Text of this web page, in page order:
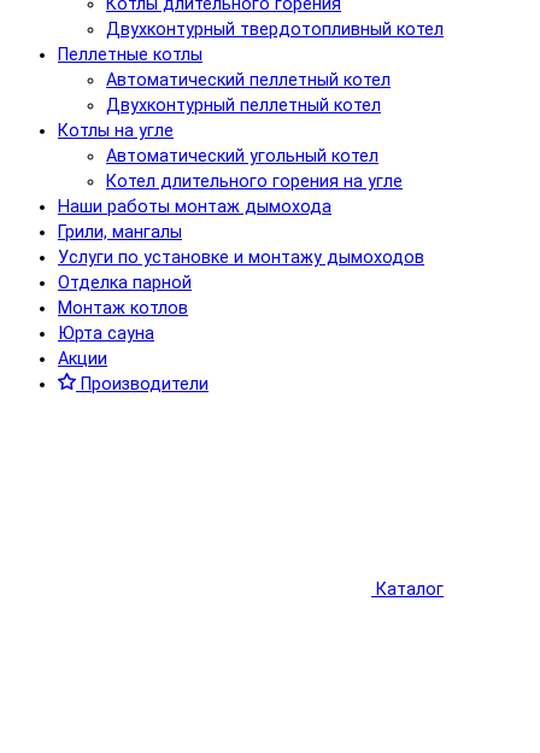
Котлы длительного горения
Двухконтурный твердотопливный котел
Пеллетные котлы
Автоматический пеллетный котел
Двухконтурный пеллетный котел
Котлы на угле
Автоматический угольный котел
Котел длительного горения на угле
Наши работы монтаж дымохода
Грили, мангалы
Услуги по установке и монтажу дымоходов
Отделка парной
Монтаж котлов
Юрта сауна
Акции
Производители
Каталог